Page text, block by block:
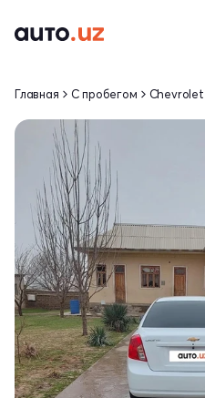
Главная С пробегом Chevrolet